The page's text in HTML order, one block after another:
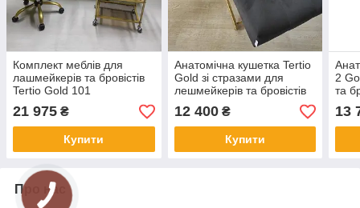
Комплект меблів для
лашмейкерів та бровістів
Tertio Gold 101
21 975 ₴
Купити
Анатомічна кушетка Tertio
Gold зі стразами для
лешмейкерів та бровістів
12 400₴
Купити
2
та
13
Про нас